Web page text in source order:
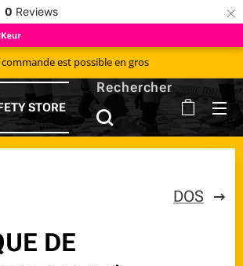
0 Reviews ×
commande est possible en gros 📦
STORE
Rechercher
DOS
DE